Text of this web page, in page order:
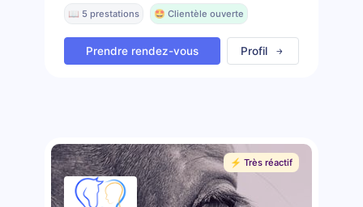
📖 5 prestations 🤩 Clientèle ouverte
Prendre rendez-vous Profil
⚡️ Très réactif